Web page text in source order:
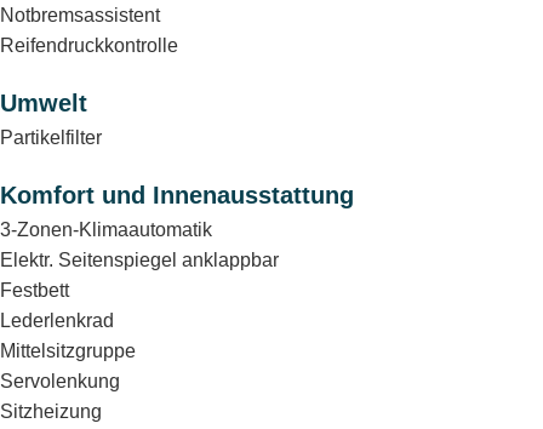
Notbremsassistent
Reifendruckkontrolle
Umwelt
Partikelfilter
Komfort und Innenausstattung
3-Zonen-Klimaautomatik
Elektr. Seitenspiegel anklappbar
Festbett
Lederlenkrad
Mittelsitzgruppe
Servolenkung
Sitzheizung